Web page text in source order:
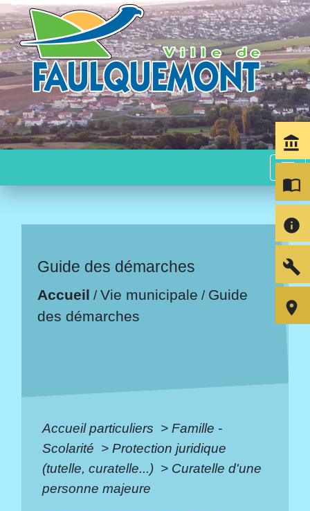
menu
Guide des démarches
Accueil /Vie municipale / Guide
des démarches
Accueil particuliers > Famille -
Scolarité > Protection juridique
(tutelle, curatelle...) > Curatelle d'une
personne majeure
account_balance
import_contacts
info
build
room